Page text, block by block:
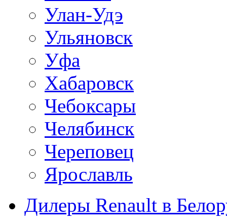
Улан-Удэ
Ульяновск
Уфа
Хабаровск
Чебоксары
Челябинск
Череповец
Ярославль
Дилеры Renault в